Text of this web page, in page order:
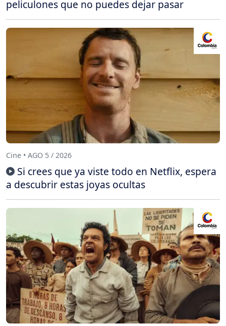
peliculones que no puedes dejar pasar
Cine • AGO 5 / 2026
Si crees que ya viste todo en Netflix, espera
a descubrir estas joyas ocultas